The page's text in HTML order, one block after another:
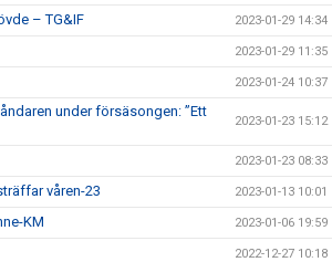
– TG&IF 2023-01-29 14:34
2023-01-29 11:35
2023-01-24 10:37
under försäsongen: ”Ett
2023-01-23 15:12
2023-01-23 08:33
våren-23 2023-01-13 10:01
KM 2023-01-06 19:59
2022-12-27 10:18